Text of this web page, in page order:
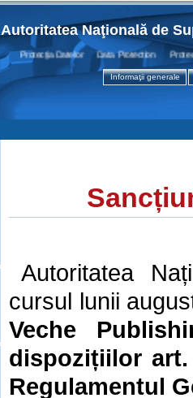
Autoritatea Naţională de
Protecţia Datelor Data Protection Protection
Informaţii generale
Autoritatea
cursul lunii
Veche
dispozițiilor
Regulamentul